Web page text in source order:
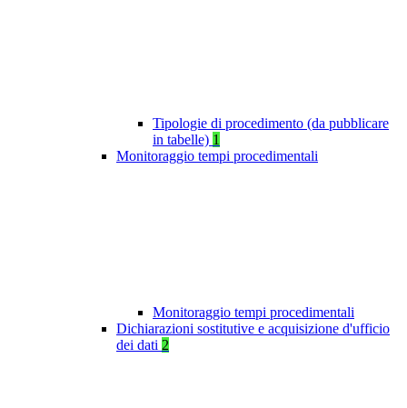
Tipologie di procedimento (da pubblicare
in tabelle) 1
Monitoraggio tempi procedimentali
Monitoraggio tempi procedimentali
Dichiarazioni sostitutive e acquisizione d'ufficio
dei dati 2